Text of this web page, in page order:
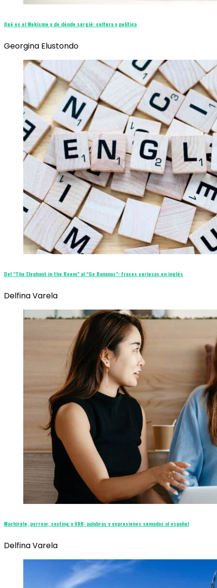
Qué es el Wokismo y de dónde surgió: cultura y política
Georgina Elustondo
Del “The Elephant in the Room” al “Go Bananas”: frases curiosas en inglés
Delfina Varela
Machirulo, perrear, sexting y VAR: palabras y expresiones sumadas al español
Delfina Varela